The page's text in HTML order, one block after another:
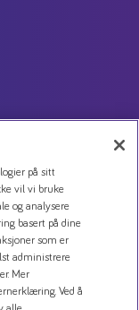
på sitt
vil vi bruke
og analysere
basert på dine
som er
administrere
Mer
Ved å